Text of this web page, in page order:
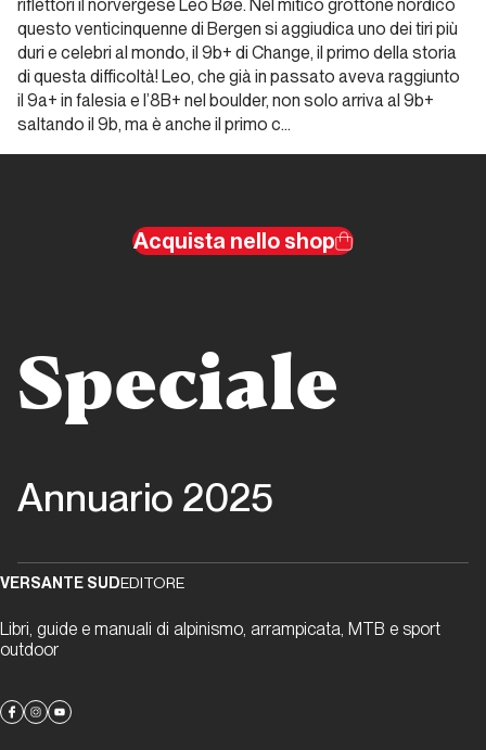
2025.
Alpinismo
e ghiaccio
Report Alpinismo e
Marzo
e ghiaccio
ghiaccio
Aprile
2025.
e ghiaccio
Report Alpinismo e
ghiaccio
riflettori il norvergese Leo Bøe. Nel mitico grottone nordico
questo venticinquenne di Bergen si aggiudica uno dei tiri più
duri e celebri al mondo, il 9b+ di Change, il primo della storia
di questa difficoltà! Leo, che già in passato aveva raggiunto
il 9a+ in falesia e l’8B+ nel boulder, non solo arriva al 9b+
saltando il 9b, ma è anche il primo c…
Speciale
Annuario 2025
Acquista nello shop
VERSANTE SUDEDITORE
Libri, guide e manuali di alpinismo, arrampicata, MTB e sport
outdoor